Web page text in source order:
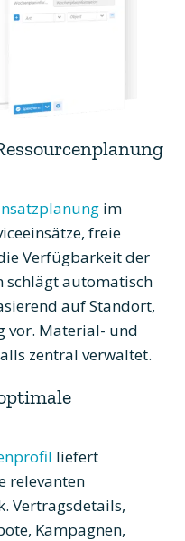
im
freie
Verfügbarkeit der
schlägt automatisch
auf Standort,
vor. Material- und
zentral verwaltet.
liefert
relevanten
Vertragsdetails,
Kampagnen,